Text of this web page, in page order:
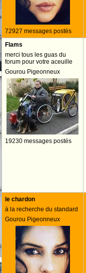
72927 messages postés
Flams
merci tous les guas du
forum pour votre aceuille
Gourou Pigeonneux
19230 messages postés
le chardon
à la recherche du standard
Gourou Pigeonneux